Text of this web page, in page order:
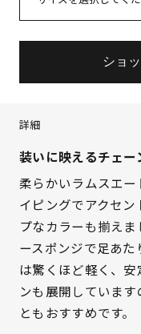
ショ
詳細
装いに映えるチェー
柔らかいラムスエ
イピングでアクセ
プなカラーも揃え
ースポンジで足あた
は驚くほど軽く、
ンも展開していま
ともおすすめです。